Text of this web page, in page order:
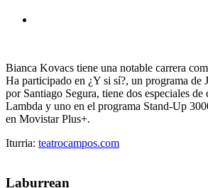
Bianca Kovacs tiene una notable carrera
Ha participado en ¿Y si sí?, un programa de
por Santiago Segura, tiene dos especiales
Lambda y uno en el programa Stand-Up
en Movistar Plus+.
Iturria: teatrocampos.com
Laburrean